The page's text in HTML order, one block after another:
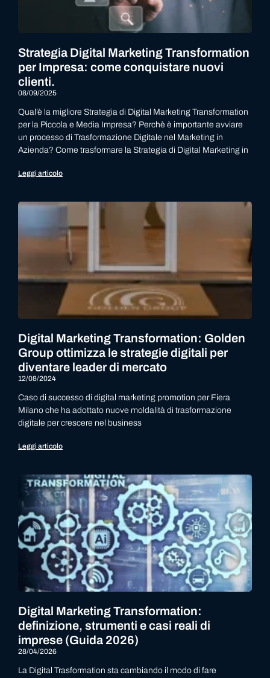
Strategia Digital Marketing Transformation
per Impresa: come conquistare nuovi
clienti.
08/09/2025
Qual’è la migliore Strategia di Digital Marketing Transformation
per la Piccola e Media Impresa? Perchè è importante avviare
un processo di Trasformazione Digitale nel Marketing in
Azienda? Come trasformare la Strategia di Digital Marketing in
Leggi articolo
Digital Marketing Transformation: Golden
Group ottimizza le strategie digitali per
diventare leader di mercato
12/08/2024
Caso di successo di digital marketing promotion per Fiera
Milano che ha adottato nuove moldalità di trasformazione
digitale per crescere nel business
Leggi articolo
Digital Marketing Transformation:
definizione, strumenti e casi reali di
imprese (Guida 2026)
28/04/2026
La Digital Trasformation sta cambiando il modo di fare